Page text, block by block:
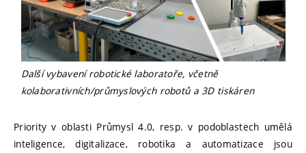
Další vybavení robotické laboratoře, včetně
kolaborativních/průmyslových robotů a 3D tiskáren
Priority v oblasti Průmysl 4.0, resp. v podoblastech umělá
inteligence, digitalizace, robotika a automatizace jsou